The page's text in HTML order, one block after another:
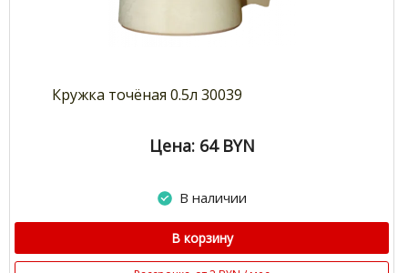
Кружка точёная 0.5л 30039
Цена: 64 BYN
В наличии
В корзину